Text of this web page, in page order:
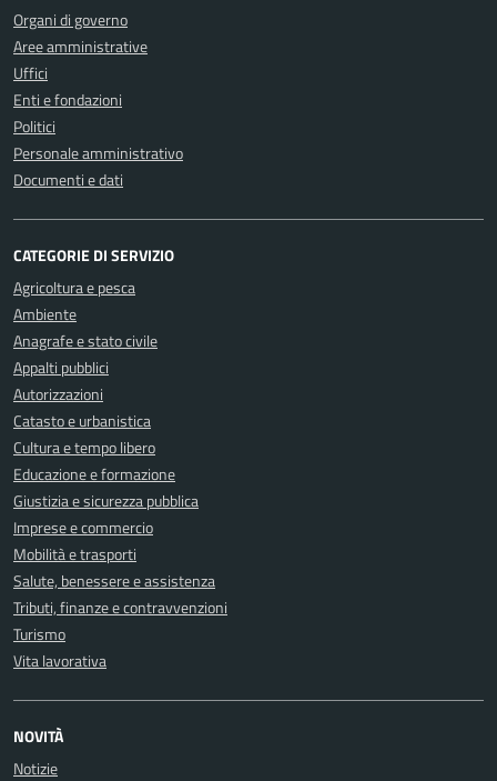
Organi di governo
Aree amministrative
Uffici
Enti e fondazioni
Politici
Personale amministrativo
Documenti e dati
CATEGORIE DI SERVIZIO
Agricoltura e pesca
Ambiente
Anagrafe e stato civile
Appalti pubblici
Autorizzazioni
Catasto e urbanistica
Cultura e tempo libero
Educazione e formazione
Giustizia e sicurezza pubblica
Imprese e commercio
Mobilità e trasporti
Salute, benessere e assistenza
Tributi, finanze e contravvenzioni
Turismo
Vita lavorativa
NOVITÀ
Notizie